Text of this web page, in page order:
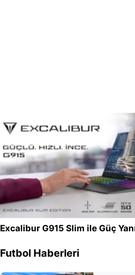
Excalibur G915 Slim ile Güç
Futbol Haberleri